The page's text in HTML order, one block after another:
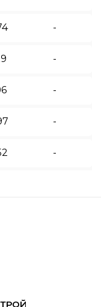
-
-
-
-
-